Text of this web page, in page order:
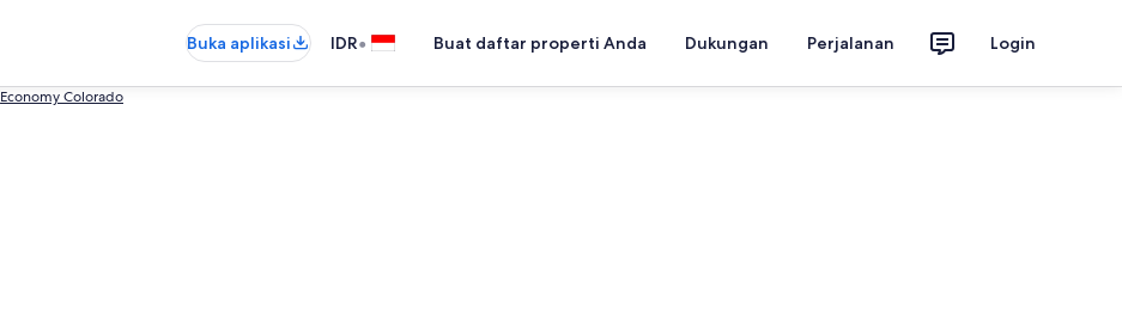
Buka aplikasi IDR• Buat daftar properti Anda Dukungan Perjalanan Login
Economy Colorado